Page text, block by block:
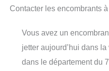
Contacter les encombrants
Vous avez un
jetter aujourd’hui dans
dans le département du